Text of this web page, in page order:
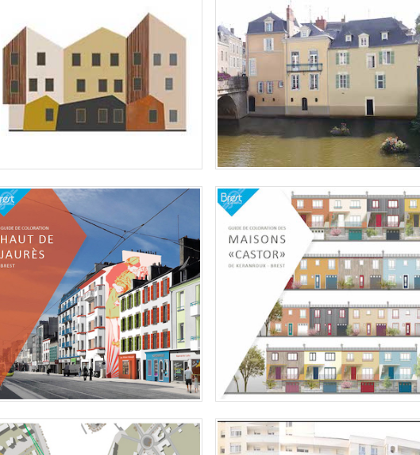
– GUIDE DE COLORATION
BREST, MISE EN COULEUR DU HAUT DE
JAURÈS
Mise en couleur du Haut de Jaurès dans
BREST, LES MAISONS "CASTOR" DE
KERANROUX
Elaboration d'un guide de coloration
pour les maisons "castor" du quartier
NANTES, ZAC PRÉ-GAUCHET / ZAC ÎLE
RENNES, PLACE DES COLOMBES